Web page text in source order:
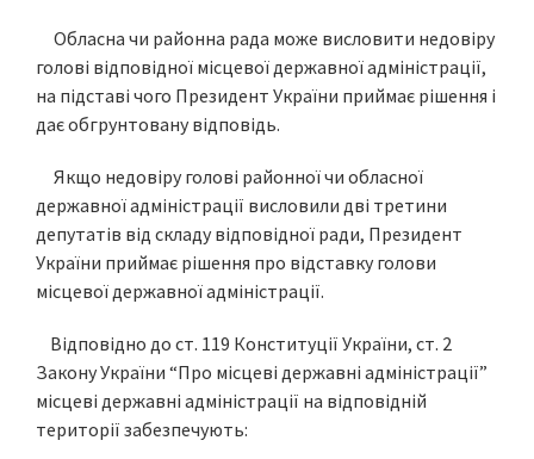
Обласна чи районна рада може висловити недовіру
голові відповідної місцевої державної адміністрації,
на підставі чого Президент України приймає рішення і
дає обгрунтовану відповідь.
Якщо недовіру голові районної чи обласної
державної адміністрації висловили дві третини
депутатів від складу відповідної ради, Президент
України приймає рішення про відставку голови
місцевої державної адміністрації.
Відповідно до ст. 119 Конституції України, ст. 2
Закону України “Про місцеві державні адміністрації”
місцеві державні адміністрації на відповідній
території забезпечують: